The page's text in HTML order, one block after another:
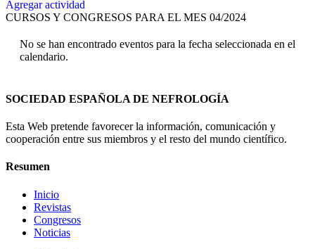
Agregar actividad
CURSOS Y CONGRESOS PARA EL MES 04/2024
No se han encontrado eventos para la fecha seleccionada en el
calendario.
SOCIEDAD ESPAÑOLA DE NEFROLOGÍA
Esta Web pretende favorecer la información, comunicación y
cooperación entre sus miembros y el resto del mundo científico.
Resumen
Inicio
Revistas
Congresos
Noticias